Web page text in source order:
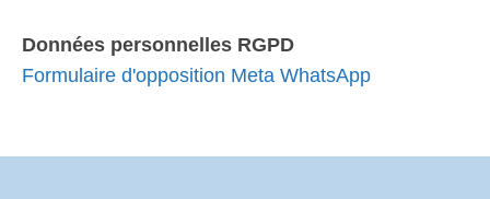
Données personnelles RGPD
Formulaire d'opposition Meta WhatsApp